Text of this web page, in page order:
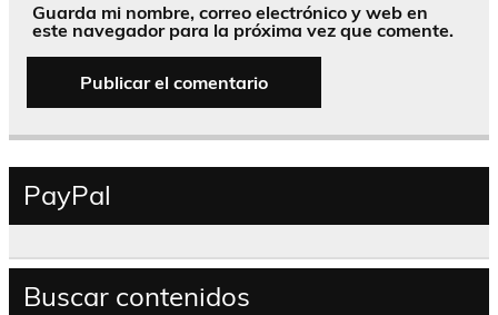
Guarda mi nombre, correo electrónico y web en
este navegador para la próxima vez que comente.
PayPal
Buscar contenidos